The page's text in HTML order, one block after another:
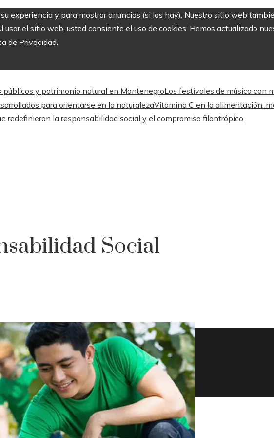
experiencia y para mostrar anuncios (si los hay). Nuestro sitio web
el sitio web, usted consiente el uso de cookies. Hemos actualizado
de Privacidad.
y patrimonio natural en MontenegroLos festivales de música con
para orientarse en la naturalezaVitamina C en la alimentación:
redefinieron la responsabilidad social y el compromiso filantrópico
Social